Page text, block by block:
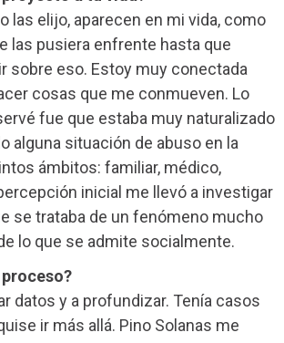
las elijo, aparecen en mi vida, como
las pusiera enfrente hasta que
sobre eso. Estoy muy conectada
cosas que me conmueven. Lo
fue que estaba muy naturalizado
alguna situación de abuso en la
ámbitos: familiar, médico,
inicial me llevó a investigar
se trataba de un fenómeno mucho
lo que se admite socialmente.
datos y a profundizar. Tenía casos
ir más allá. Pino Solanas me